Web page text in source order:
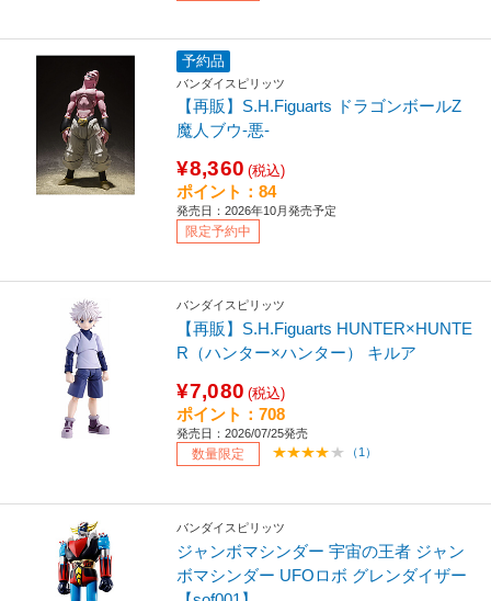
予約品
バンダイスピリッツ
【再販】S.H.Figuarts ドラゴンボールZ
魔人ブウ-悪-
¥8,360 (税込)
ポイント：84
発売日：2026年10月発売予定
限定予約中
バンダイスピリッツ
【再販】S.H.Figuarts HUNTER×HUNTE
R（ハンター×ハンター） キルア
¥7,080 (税込)
ポイント：708
発売日：2026/07/25発売
数量限定 （1）
バンダイスピリッツ
ジャンボマシンダー 宇宙の王者 ジャン
ボマシンダー UFOロボ グレンダイザー